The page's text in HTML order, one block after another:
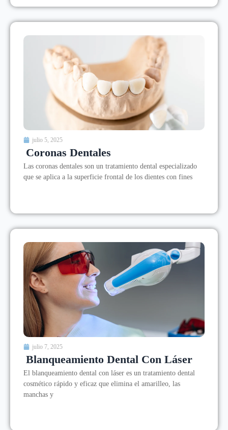
julio 5, 2025
Coronas Dentales
Las coronas dentales son un tratamiento dental especializado
que se aplica a la superficie frontal de los dientes con fines
julio 7, 2025
Blanqueamiento Dental Con Láser
El blanqueamiento dental con láser es un tratamiento dental
cosmético rápido y eficaz que elimina el amarilleo, las
manchas y